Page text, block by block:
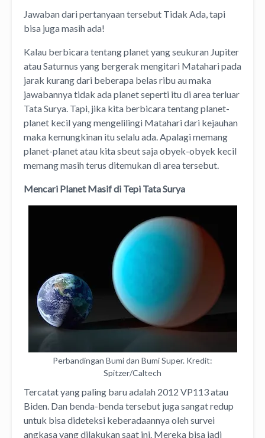
Jawaban dari pertanyaan tersebut Tidak Ada, tapi
bisa juga masih ada!
Kalau berbicara tentang planet yang seukuran Jupiter
atau Saturnus yang bergerak mengitari Matahari pada
jarak kurang dari beberapa belas ribu au maka
jawabannya tidak ada planet seperti itu di area terluar
Tata Surya. Tapi, jika kita berbicara tentang planet-
planet kecil yang mengelilingi Matahari dari kejauhan
maka kemungkinan itu selalu ada. Apalagi memang
planet-planet atau kita sbeut saja obyek-obyek kecil
memang masih terus ditemukan di area tersebut.
Mencari Planet Masif di Tepi Tata Surya
Perbandingan Bumi dan Bumi Super. Kredit:
Spitzer/Caltech
Tercatat yang paling baru adalah 2012 VP113 atau
Biden. Dan benda-benda tersebut juga sangat redup
untuk bisa dideteksi keberadaannya oleh survei
angkasa yang dilakukan saat ini. Mereka bisa jadi